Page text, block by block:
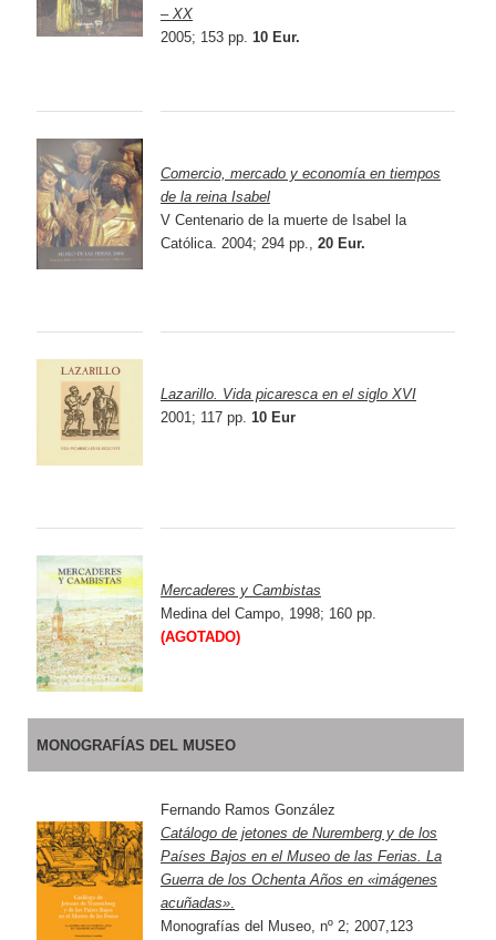
– XX
2005; 153 pp. 10 Eur.
Comercio, mercado y economía en tiempos
de la reina Isabel
V Centenario de la muerte de Isabel la
Católica. 2004; 294 pp., 20 Eur.
Lazarillo. Vida picaresca en el siglo XVI
2001; 117 pp. 10 Eur
Mercaderes y Cambistas
Medina del Campo, 1998; 160 pp.
(AGOTADO)
MONOGRAFÍAS DEL MUSEO
Fernando Ramos González
Catálogo de jetones de Nuremberg y de los
Países Bajos en el Museo de las Ferias. La
Guerra de los Ochenta Años en «imágenes
acuñadas».
Monografías del Museo, nº 2; 2007,123